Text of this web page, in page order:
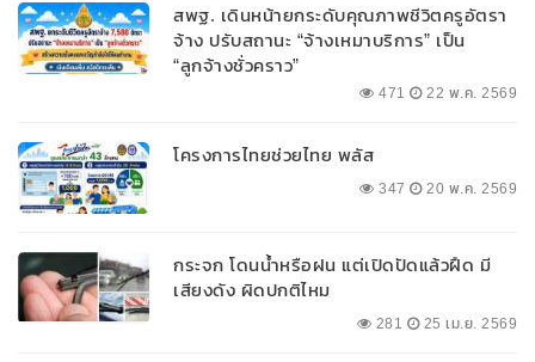
สพฐ. เดินหน้ายกระดับคุณภาพชีวิตครูอัตรา
จ้าง ปรับสถานะ “จ้างเหมาบริการ” เป็น
“ลูกจ้างชั่วคราว”
471 22 พ.ค. 2569
โครงการไทยช่วยไทย พลัส
347 20 พ.ค. 2569
กระจก โดนน้ำหรือฝน แต่เปิดปัดแล้วฝืด มี
เสียงดัง ผิดปกติไหม
281 25 เม.ย. 2569